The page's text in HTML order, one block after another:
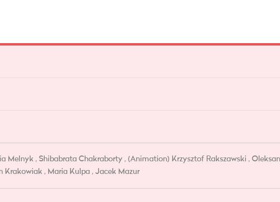
Melnyk , Shibabrata Chakraborty , (Animation) Krzysztof Rakszawski ,
Krakowiak , Maria Kulpa , Jacek Mazur